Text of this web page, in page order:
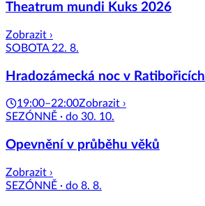
Theatrum mundi Kuks 2026
Zobrazit ›
SOBOTA 22. 8.
Hradozámecká noc v Ratibořicích
19:00–22:00Zobrazit ›
SEZÓNNĚ · do 30. 10.
Opevnění v průběhu věků
Zobrazit ›
SEZÓNNĚ · do 8. 8.